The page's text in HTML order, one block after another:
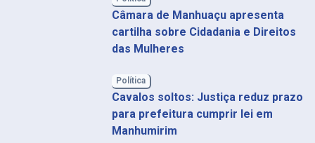
Câmara de Manhuaçu apresenta
cartilha sobre Cidadania e Direitos
das Mulheres
Política
Cavalos soltos: Justiça reduz prazo
para prefeitura cumprir lei em
Manhumirim